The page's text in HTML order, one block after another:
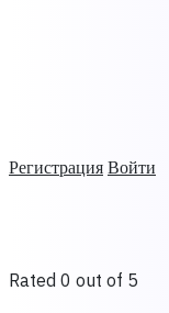
Регистрация Войти
Rated 0 out of 5